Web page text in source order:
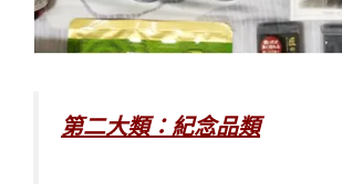
第二大類：紀念品類